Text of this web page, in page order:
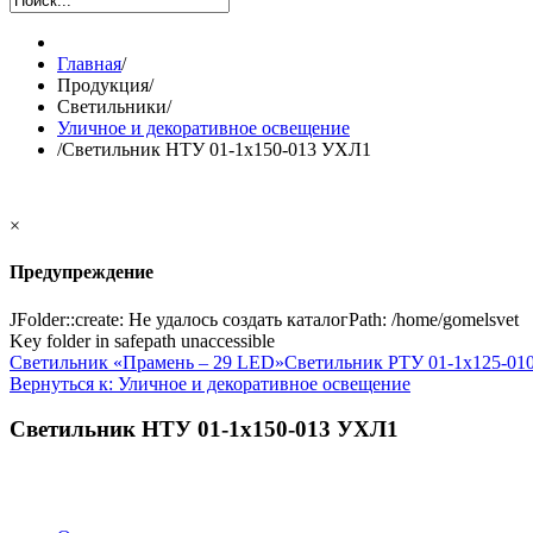
Главная/
Продукция/
Светильники/
Уличное и декоративное освещение
/Светильник НТУ 01-1х150-013 УХЛ1
×
Предупреждение
JFolder::create: Не удалось создать каталогPath: /home/gomelsvet
Key folder in safepath unaccessible
Светильник «Прамень – 29 LED»Светильник РТУ 01-1х125-
Вернуться к: Уличное и декоративное освещение
Светильник НТУ 01-1х150-013 УХЛ1